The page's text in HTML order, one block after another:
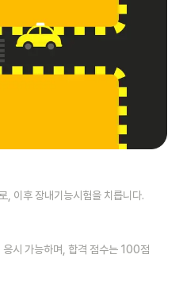
, 이후 장내기능시험을 치릅니다.
시 가능하며, 합격 점수는 100점